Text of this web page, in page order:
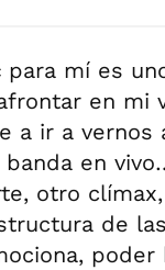
para mí es
en mi
a ir a
en
otro
de
poder